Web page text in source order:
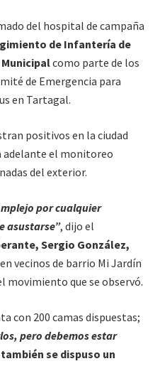
del hospital de campaña
de Infantería de
como parte de los
de Emergencia para
en Tartagal.
positivos en la ciudad
adelante el monitoreo
del exterior.
por cualquier
asustarse”, dijo el
Sergio González,
vecinos de barrio Mi Jardín
movimiento que se observó.
con 200 camas dispuestas;
pero debemos estar
se dispuso un